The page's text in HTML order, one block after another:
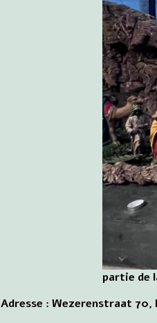
partie de
Adresse : Wezerenstraat 70,